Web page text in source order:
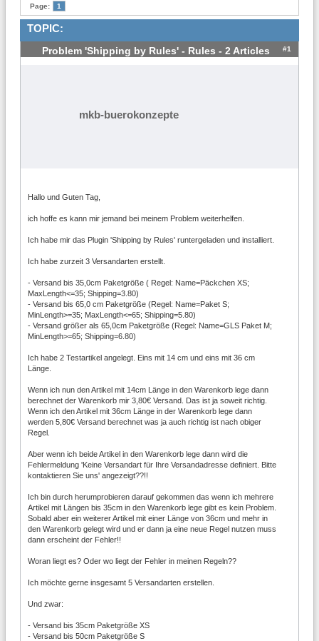
Page: 1
TOPIC:
Problem 'Shipping by Rules' - Rules - 2 Articles #1
mkb-buerokonzepte
Hallo und Guten Tag,
ich hoffe es kann mir jemand bei meinem Problem weiterhelfen.
Ich habe mir das Plugin 'Shipping by Rules' runtergeladen und installiert.
Ich habe zurzeit 3 Versandarten erstellt.
- Versand bis 35,0cm Paketgröße ( Regel: Name=Päckchen XS;
MaxLength<=35; Shipping=3.80)
- Versand bis 65,0 cm Paketgröße (Regel: Name=Paket S;
MinLength>=35; MaxLength<=65; Shipping=5.80)
- Versand größer als 65,0cm Paketgröße (Regel: Name=GLS Paket M;
MinLength>=65; Shipping=6.80)
Ich habe 2 Testartikel angelegt. Eins mit 14 cm und eins mit 36 cm
Länge.
Wenn ich nun den Artikel mit 14cm Länge in den Warenkorb lege dann
berechnet der Warenkorb mir 3,80€ Versand. Das ist ja soweit richtig.
Wenn ich den Artikel mit 36cm Länge in der Warenkorb lege dann
werden 5,80€ Versand berechnet was ja auch richtig ist nach obiger
Regel.
Aber wenn ich beide Artikel in den Warenkorb lege dann wird die
Fehlermeldung 'Keine Versandart für Ihre Versandadresse definiert. Bitte
kontaktieren Sie uns' angezeigt??!!
Ich bin durch herumprobieren darauf gekommen das wenn ich mehrere
Artikel mit Längen bis 35cm in den Warenkorb lege gibt es kein Problem.
Sobald aber ein weiterer Artikel mit einer Länge von 36cm und mehr in
den Warenkorb gelegt wird und er dann ja eine neue Regel nutzen muss
dann erscheint der Fehler!!
Woran liegt es? Oder wo liegt der Fehler in meinen Regeln??
Ich möchte gerne insgesamt 5 Versandarten erstellen.
Und zwar:
- Versand bis 35cm Paketgröße XS
- Versand bis 50cm Paketgröße S